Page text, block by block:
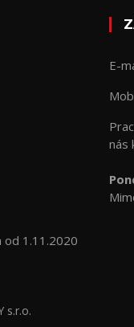
od 1.11.2020
E-
nás
s.r.o.